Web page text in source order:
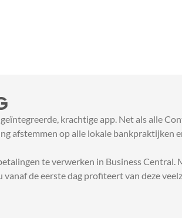
krachtige app. Net als alle
afstemmen op alle lokale bankpraktijken
te verwerken in Business Central.
de eerste dag profiteert van deze